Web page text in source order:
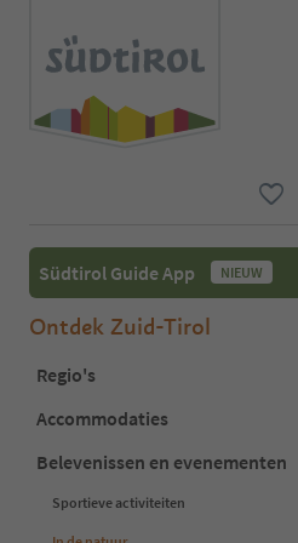
Südtirol Guide App NIEUW
Ontdek Zuid-Tirol
Regio's
Accommodaties
Belevenissen en evenementen
Sportieve activiteiten